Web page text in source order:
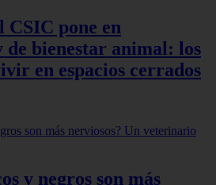
CSIC pone en
de bienestar animal: los
en espacios cerrados
y negros son más